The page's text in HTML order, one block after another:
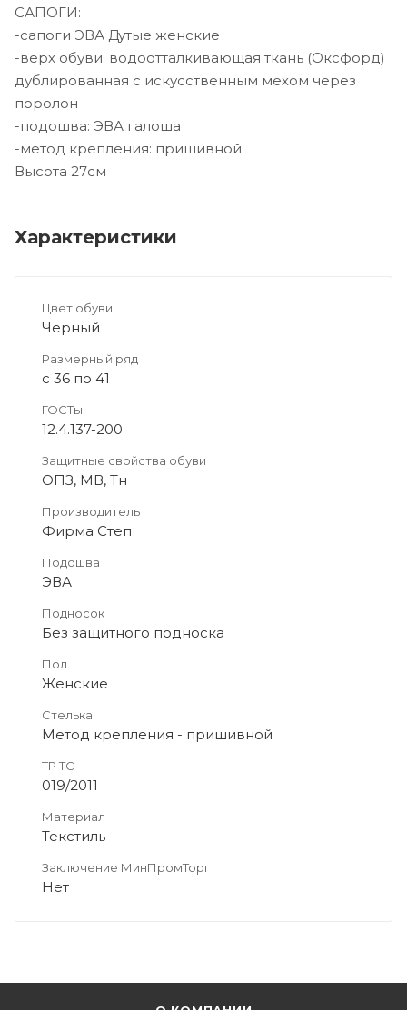
САПОГИ:
-сапоги ЭВА Дутые женские
-верх обуви: водоотталкивающая ткань (Оксфорд)
дублированная с искусственным мехом через
поролон
-подошва: ЭВА галоша
-метод крепления: пришивной
Высота 27см
Характеристики
Цвет обуви
Черный
Размерный ряд
с 36 по 41
ГОСТы
12.4.137-200
Защитные свойства обуви
ОПЗ, МВ, Тн
Производитель
Фирма Степ
Подошва
ЭВА
Подносок
Без защитного подноска
Пол
Женские
Стелька
Метод крепления - пришивной
ТР ТС
019/2011
Материал
Текстиль
Заключение МинПромТорг
Нет